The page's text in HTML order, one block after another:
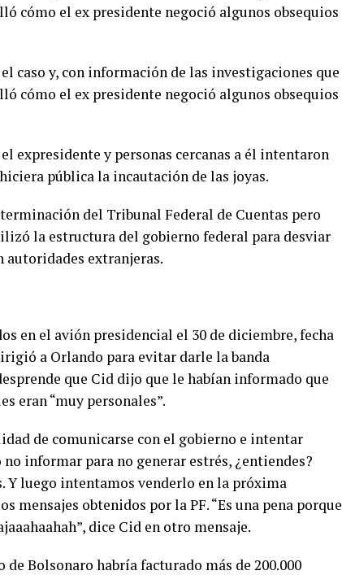
cómo el ex presidente negoció algunos obsequios
caso y, con información de las investigaciones que
cómo el ex presidente negoció algunos obsequios
expresidente y personas cercanas a él intentaron
pública la incautación de las joyas.
del Tribunal Federal de Cuentas pero
la estructura del gobierno federal para desviar
autoridades extranjeras.
en el avión presidencial el 30 de diciembre, fecha
a Orlando para evitar darle la banda
que Cid dijo que le habían informado que
eran “muy personales”.
de comunicarse con el gobierno e intentar
informar para no generar estrés, ¿entiendes?
Y luego intentamos venderlo en la próxima
mensajes obtenidos por la PF. “Es una pena porque
dice Cid en otro mensaje.
Bolsonaro habría facturado más de 200.000